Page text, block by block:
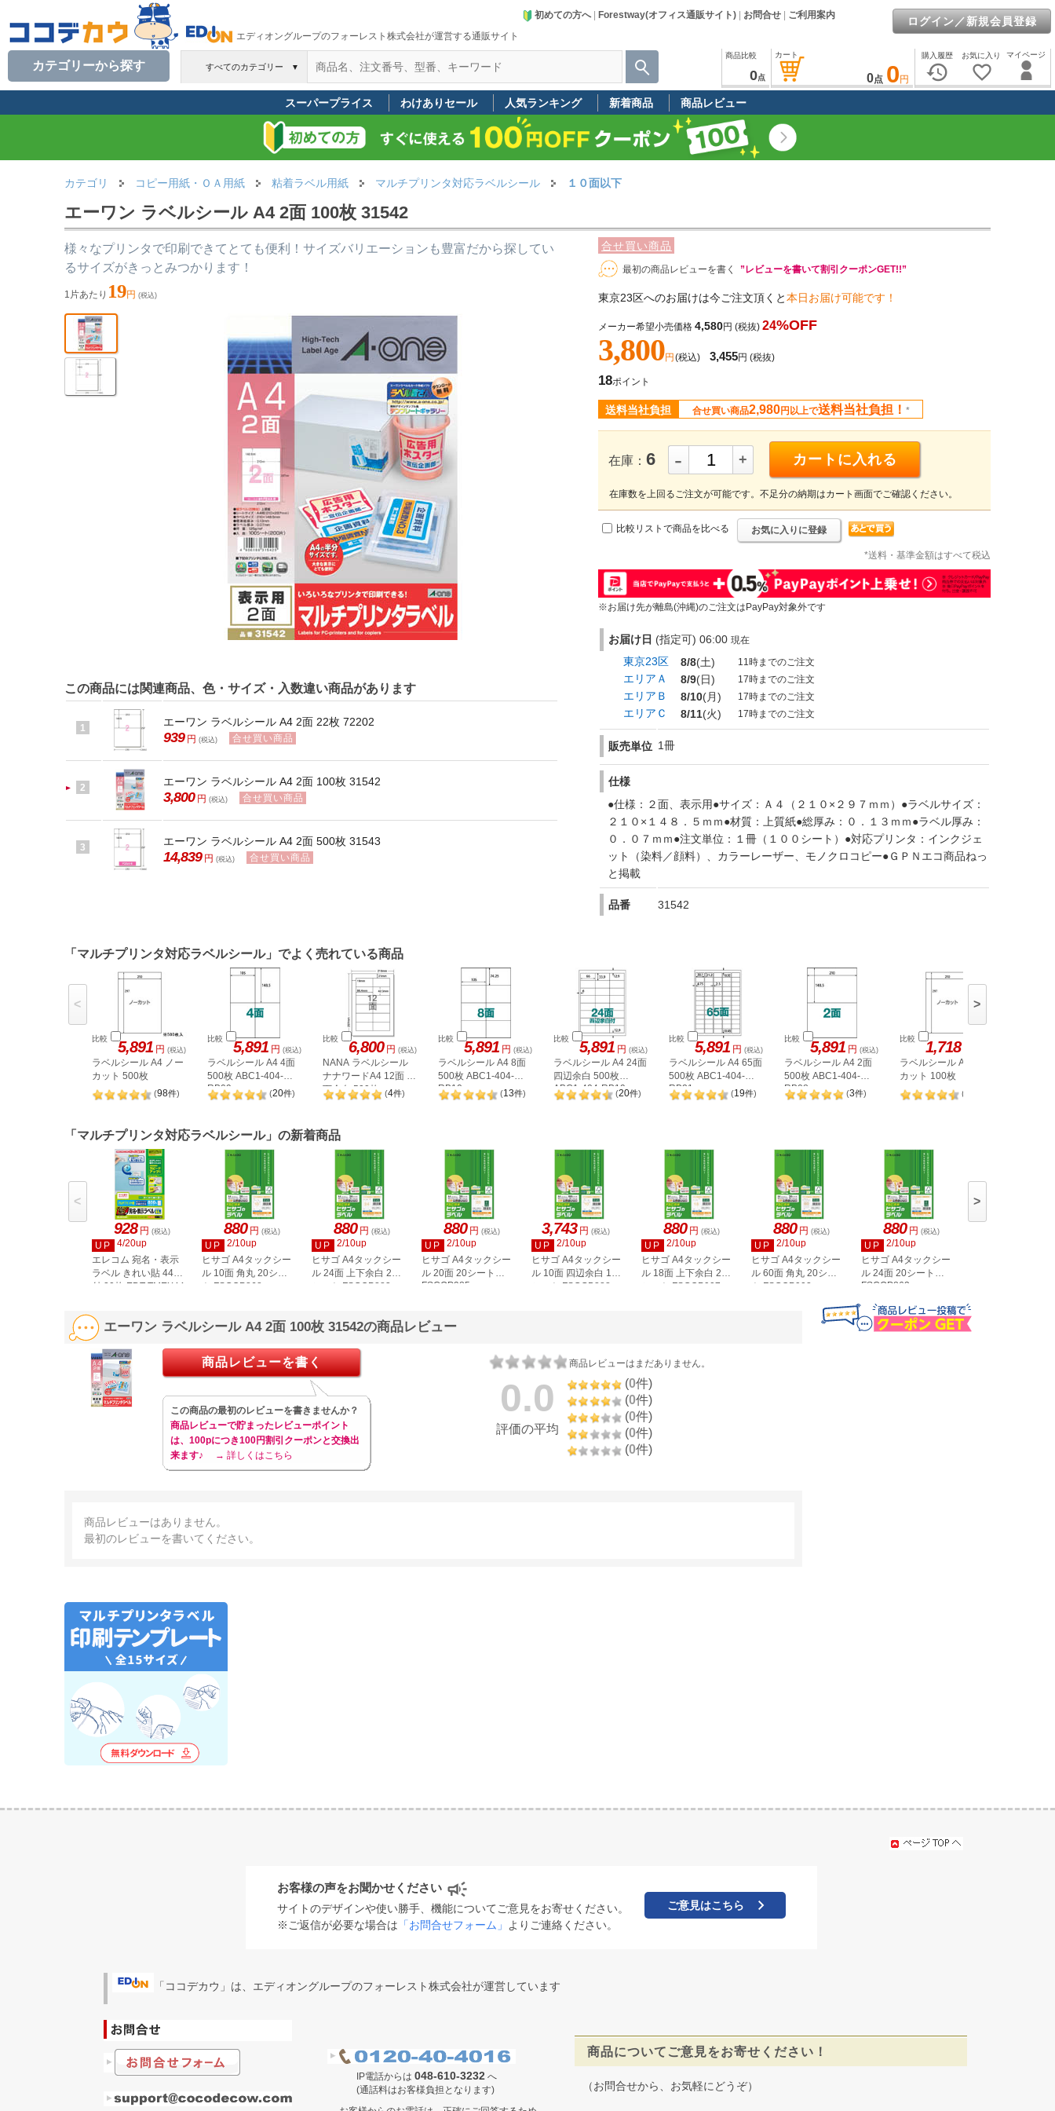
エディオングループのフォーレスト株式会社が運営する通販サイト
初めての方へ| Forestway(オフィス通販サイト) お問合せ ご利用案内 ログイン／新規会員登録
すべてのカテゴリー ▼
カテゴリーから探す
マイページ
お気に入り
favorite_border
購入履歴
history
カート
0点 0 円
商品比較
0点
スーパープライス わけありセール 人気ランキング 新着商品 商品レビュー
カテゴリ コピー用紙・ＯＡ用紙 粘着ラベル用紙 マルチプリンタ対応ラベルシール １０面以下
エーワン ラベルシール A4 2面 100枚 31542
合せ買い商品
最初の商品レビューを書く ”レビューを書いて割引クーポンGET!!”
東京23区へのお届けは今ご注文頂くと本日お届け可能です！
メーカー希望小売価格 4,580円 (税抜) 24%OFF
3,800円 (税込) 3,455円 (税抜)
18ポイント
送料当社負担 合せ買い商品2,980円以上で送料当社負担！ *
在庫： 6 - + カートに入れる
在庫数を上回るご注文が可能です。不足分の納期はカート画面でご確認ください。
比較リストで商品を比べる お気に入りに登録
*送料・基準金額はすべて税込
※お届け先が離島(沖縄)のご注文はPayPay対象外です
お届け日 (指定可) 06:00 現在
東京23区 8/8(土) 11時までのご注文
エリアＡ 8/9(日) 17時までのご注文
エリアＢ 8/10(月) 17時までのご注文
エリアＣ 8/11(火) 17時までのご注文
販売単位 1冊
仕様
●仕様：２面、表示用●サイズ：Ａ４（２１０×２９７ｍｍ）●ラベルサイズ：
２１０×１４８．５ｍｍ●材質：上質紙●総厚み：０．１３ｍｍ●ラベル厚み：
０．０７ｍｍ●注文単位：１冊（１００シート）●対応プリンタ：インクジェ
ット（染料／顔料）、カラーレーザー、モノクロコピー●ＧＰＮエコ商品ねっ
と掲載
品番 31542
様々なプリンタで印刷できてとても便利！サイズバリエーションも豊富だから探してい
るサイズがきっとみつかります！
1片あたり 19円 (税込)
この商品には関連商品、色・サイズ・入数違い商品があります
1 エーワン ラベルシール A4 2面 22枚 72202
939 円 (税込) 合せ買い商品
2 エーワン ラベルシール A4 2面 100枚 31542
3,800 円 (税込) 合せ買い商品
3 エーワン ラベルシール A4 2面 500枚 31543
14,839 円 (税込) 合せ買い商品
「マルチプリンタ対応ラベルシール」でよく売れている商品
比較 5,891 円 (税込)
ラベルシール A4 ノー
カット 500枚
(98件)
比較 5,891 円 (税込)
ラベルシール A4 4面
500枚 ABC1-404-
RB09
(20件)
比較 6,800 円 (税込)
NANA ラベルシール
ナナワードA4 12面 上
下余白 500枚
LDW12P
(4件)
比較 5,891 円 (税込)
ラベルシール A4 8面
500枚 ABC1-404-
RB10
(13件)
比較 5,891 円 (税込)
ラベルシール A4 24面
四辺余白 500枚
ABC1-404-RB19
(20件)
比較 5,891 円 (税込)
ラベルシール A4 65面
500枚 ABC1-404-
RB21
(19件)
比較 5,891 円 (税込)
ラベルシール A4 2面
500枚 ABC1-404-
RB08
(3件)
比較 1,718
ラベルシール A4 ノー
カット 100枚
(
< >
「マルチプリンタ対応ラベルシール」の新着商品
928 円 (税込)
UP
4/20up
エレコム 宛名・表示
ラベル きれい貼 44面
付 20枚 EDT-TMEX44
880 円 (税込)
UP
2/10up
ヒサゴ A4タックシー
ル 10面 角丸 20シー
ト FSCOP868
880 円 (税込)
UP
2/10up
ヒサゴ A4タックシー
ル 24面 上下余白 20
シート FSCOP883
880 円 (税込)
UP
2/10up
ヒサゴ A4タックシー
ル 20面 20シート
FSCOP985
3,743 円 (税込)
UP
2/10up
ヒサゴ A4タックシー
ル 10面 四辺余白 100
シート FSCGB888
880 円 (税込)
UP
2/10up
ヒサゴ A4タックシー
ル 18面 上下余白 20
シート FSCOP907
880 円 (税込)
UP
2/10up
ヒサゴ A4タックシー
ル 60面 角丸 20シー
ト FSCOP902
880 円 (税込)
UP
2/10up
ヒサゴ A4タックシー
ル 24面 20シート
FSCOP863
< >
エーワン ラベルシール A4 2面 100枚 31542の商品レビュー
商品レビューはまだありません。
0.0
評価の平均
(0件)
(0件)
(0件)
(0件)
(0件)
商品レビューを書く
この商品の最初のレビューを書きませんか？
商品レビューで貯まったレビューポイント
は、100pにつき100円割引クーポンと交換出
来ます♪
→ 詳しくはこちら
商品レビューはありません。
最初のレビューを書いてください。
お客様の声をお聞かせください
サイトのデザインや使い勝手、機能についてご意見をお寄せください。
※ご返信が必要な場合は 「お問合せフォーム」 よりご連絡ください。
ご意見はこちら
「ココデカウ」は、エディオングループのフォーレスト株式会社が運営しています
IP電話からは 048-610-3232 へ
(通話料はお客様負担となります)
商品についてご意見をお寄せください！
（お問合せから、お気軽にどうぞ）